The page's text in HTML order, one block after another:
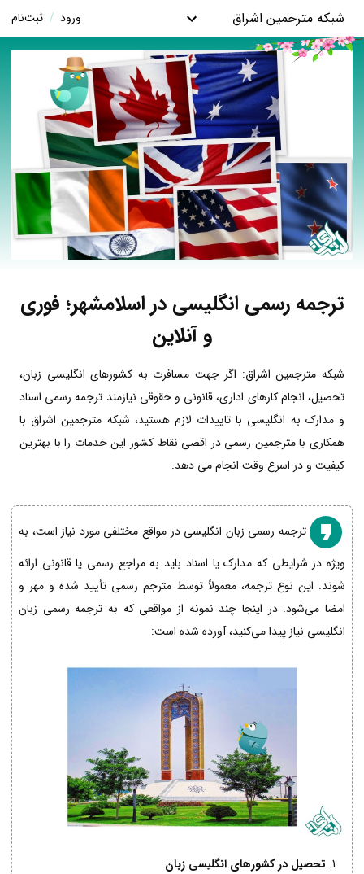
شبکه مترجمین اشراق ورود / ثبت‌نام
ترجمه رسمی انگلیسی در اسلامشهر؛ فوری
و آنلاین
شبکه مترجمین اشراق: اگر جهت مسافرت به کشورهای انگلیسی زبان،
تحصیل، انجام کارهای اداری، قانونی و حقوقی نیازمند ترجمه رسمی اسناد
و مدارک به انگلیسی با تاییدات لازم هستید، شبکه مترجمین اشراق با
همکاری با مترجمین رسمی در اقصی نقاط کشور این خدمات را با بهترین
کیفیت و در اسرع وقت انجام می دهد.
ترجمه رسمی زبان انگلیسی در مواقع مختلفی مورد نیاز است، به
ویژه در شرایطی که مدارک یا اسناد باید به مراجع رسمی یا قانونی ارائه
شوند. این نوع ترجمه، معمولاً توسط مترجم رسمی تأیید شده و مهر و
امضا می‌شود. در اینجا چند نمونه از مواقعی که به ترجمه رسمی زبان
انگلیسی نیاز پیدا می‌کنید، آورده شده است:
تحصیل در کشورهای انگلیسی زبان